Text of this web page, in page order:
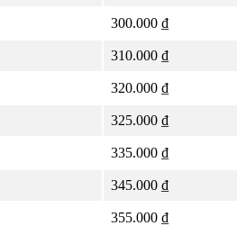
300.000 ₫
310.000 ₫
320.000 ₫
325.000 ₫
335.000 ₫
345.000 ₫
355.000 ₫